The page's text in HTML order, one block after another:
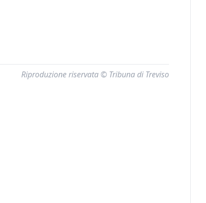
Riproduzione riservata © Tribuna di Treviso